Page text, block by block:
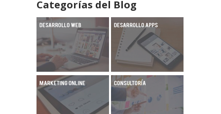
Categorías del Blog